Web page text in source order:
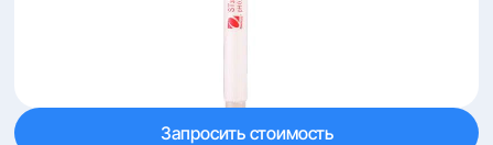
Запросить стоимость